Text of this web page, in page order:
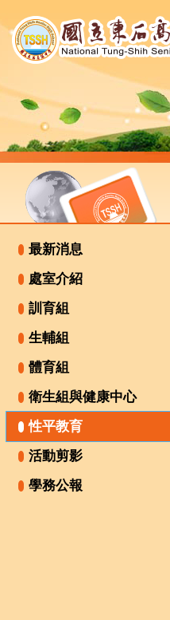
最新消息
處室介紹
訓育組
生輔組
體育組
衛生組與健康中心
性平教育
活動剪影
學務公報